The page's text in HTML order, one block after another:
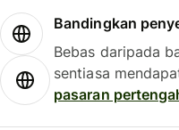
Bandingkan
Bebas daripada
sentiasa
pasaran